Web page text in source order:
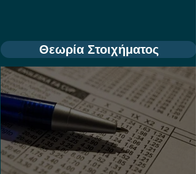
Θεωρία Στοιχήματος